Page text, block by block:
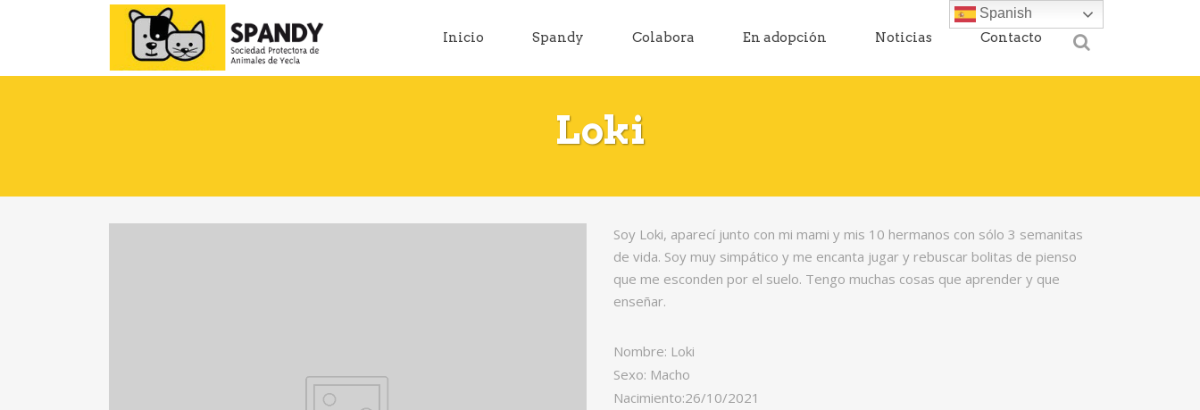
Inicio Spandy Colabora En adopción Noticias Contacto
Loki
Soy Loki, aparecí junto con mi mami y mis 10 hermanos con sólo 3 semanitas
de vida. Soy muy simpático y me encanta jugar y rebuscar bolitas de pienso
que me esconden por el suelo. Tengo muchas cosas que aprender y que
enseñar.
Nombre: Loki
Sexo: Macho
Nacimiento:26/10/2021
Spanish